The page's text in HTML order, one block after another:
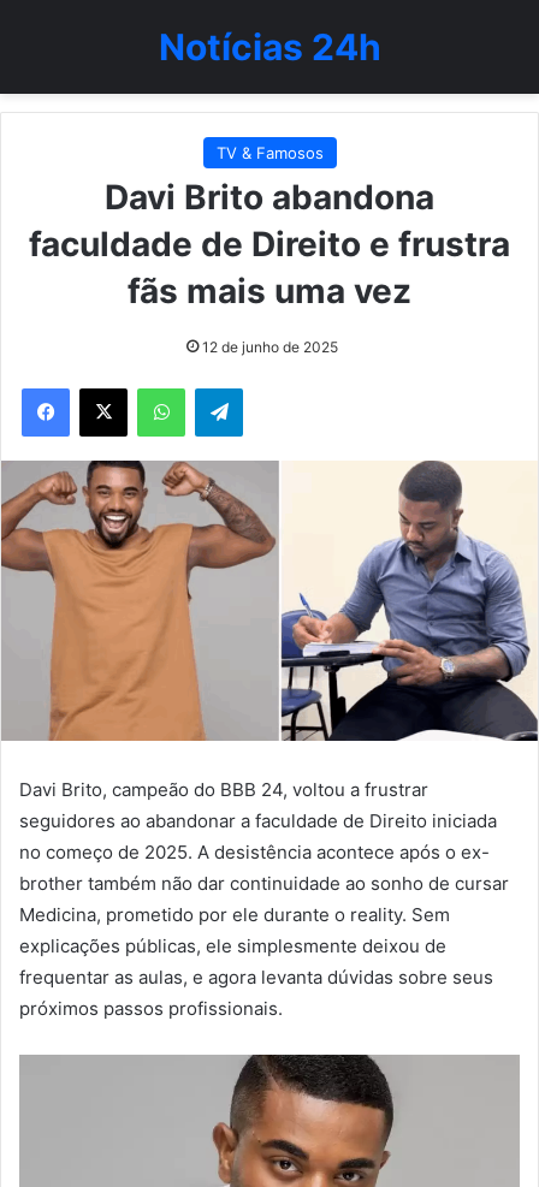
Notícias 24h
TV & Famosos
Davi Brito abandona
faculdade de Direito e frustra
fãs mais uma vez
12 de junho de 2025
WhatsAppTelegram
Davi Brito, campeão do BBB 24, voltou a frustrar
seguidores ao abandonar a faculdade de Direito iniciada
no começo de 2025. A desistência acontece após o ex-
brother também não dar continuidade ao sonho de cursar
Medicina, prometido por ele durante o reality. Sem
explicações públicas, ele simplesmente deixou de
frequentar as aulas, e agora levanta dúvidas sobre seus
próximos passos profissionais.